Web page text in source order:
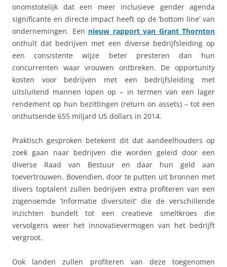
onomstotelijk dat een meer inclusieve gender agenda
significante en directe impact heeft op de ‘bottom line’ van
ondernemingen. Een nieuw rapport van Grant Thornton
onthult dat bedrijven met een diverse bedrijfsleiding op
een consistente wijze beter presteren dan hun
concurrenten waar vrouwen ontbreken. De opportunity
kosten voor bedrijven met een bedrijfsleiding met
uitsluitend mannen lopen op – in termen van een lager
rendement op hun bezittingen (return on assets) – tot een
onthutsende 655 miljard US dollars in 2014.
Praktisch gesproken betekent dit dat aandeelhouders op
zoek gaan naar bedrijven die worden geleid door een
diverse Raad van Bestuur en daar hun geld aan
toevertrouwen. Bovendien, door te putten uit bronnen met
divers toptalent zullen bedrijven extra profiteren van een
zogenoemde ‘Informatie diversiteit’ die de verschillende
inzichten bundelt tot een creatieve smeltkroes die
vervolgens weer het innovatievermogen van het bedrijft
vergroot.
Ook landen zullen profiteren van deze toegenomen